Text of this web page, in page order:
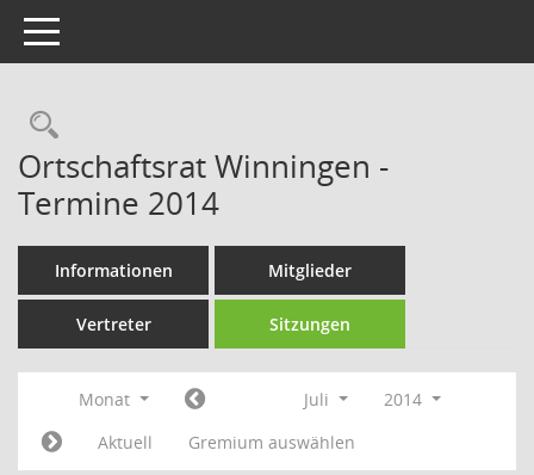
Toggle navigation
Rechercheauswahl
Ortschaftsrat Winningen -
Termine 2014
Informationen Mitglieder
Vertreter Sitzungen
Monat Juli
2014
Aktuell
Gremium auswählen